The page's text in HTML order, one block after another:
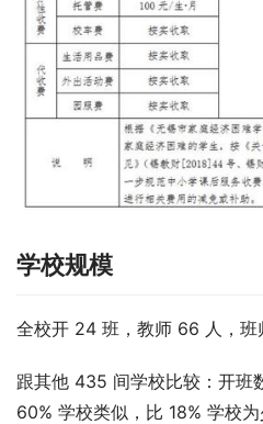
学校规模
全校开 24 班，教师 66 人，班
跟其他 435 间学校比较：开班
60% 学校类似，比 18% 学校